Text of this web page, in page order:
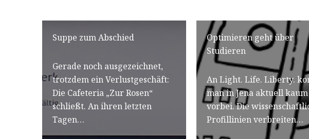
Suppe zum Abschied
Gerade noch ausgezeichnet,
trotzdem ein Verlustgeschäft:
Die Cafeteria „Zur Rosen“
schließt. An ihren letzten
Tagen…
Optimieren geht über
Studieren
An Light. Life. Liberty.
man in Jena aktuell kaum
vorbei. Die
Profillinien verbreiten…